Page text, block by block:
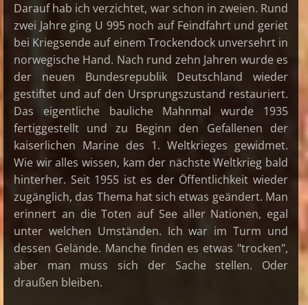
Darauf hab ich verzichtet, war schon in zweien. Rund
zwei Jahre ging U 995 noch auf Feindfahrt und geriet
bei Kriegsende auf einem Trockendock unversehrt in
norwegische Hand. Nach rund zehn Jahren wurde es
der neuen Bundesrepublik Deutschland wieder
gestiftet und auf den Ursprungszustand restauriert.
Das eigentliche bauliche Mahnmal wurde 1935
fertiggestellt und zu Beginn den Gefallenen der
kaiserlichen Marine des 1. Weltkrieges gewidmet.
Wie wir alles wissen, kam der nächste Weltkrieg bald
hinterher. Seit 1955 ist es der Öffentlichkeit wieder
zugänglich, das Thema hat sich etwas geändert. Man
erinnert an die Toten auf See aller Nationen, egal
unter welchen Umständen. Ich war im Turm und
dessen Gelände. Manche finden es etwas "trocken",
aber man muss sich der Sache stellen. Oder
draußen bleiben.